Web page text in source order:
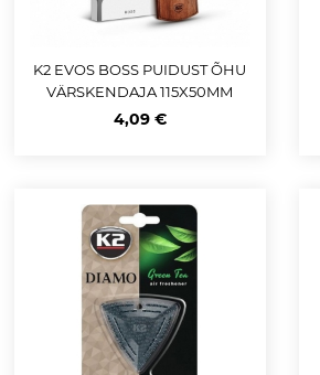
K2 EVOS BOSS PUIDUST ÕHU
VÄRSKENDAJA 115X50MM
4,09 €